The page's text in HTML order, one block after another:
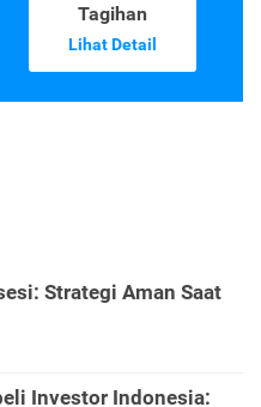
Tagihan
Lihat Detail
Strategi Aman Saat
Investor Indonesia: